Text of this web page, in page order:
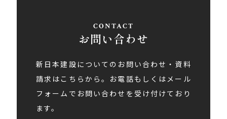
お問い合わせ
新日本建設についてのお問い合わせ・資料
請求はこちらから。お電話もしくはメール
フォームでお問い合わせを受け付けており
ます。